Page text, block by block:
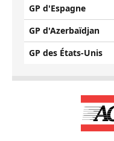
GP d'Espagne
GP d'Azerbaïdjan
GP des États-Unis